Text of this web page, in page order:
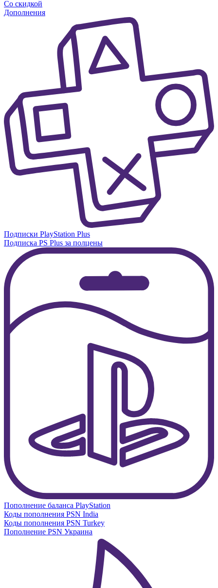
Со скидкой
Дополнения
Подписки PlayStation Plus
Подписка PS Plus за полцены
Пополнение баланса PlayStation
Коды пополнения PSN India
Коды пополнения PSN Turkey
Пополнение PSN Украина